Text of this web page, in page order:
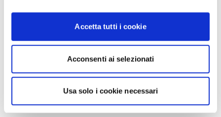
Accetta tutti i cookie
Acconsenti ai selezionati
Usa solo i cookie necessari